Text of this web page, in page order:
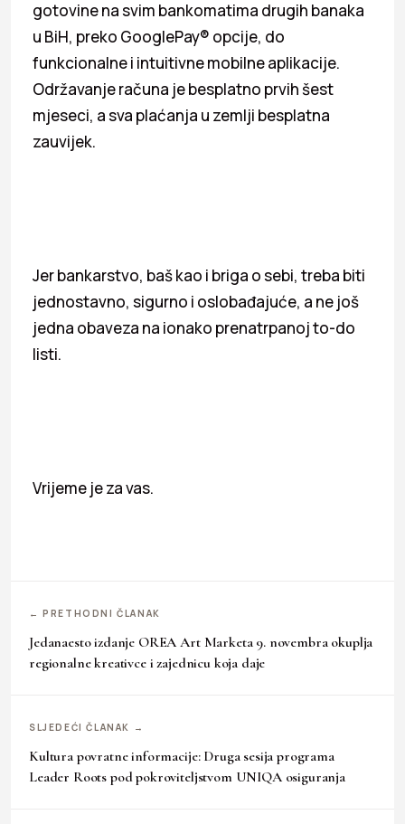
gotovine na svim bankomatima drugih banaka
u BiH, preko GooglePay® opcije, do
funkcionalne i intuitivne mobilne aplikacije.
Održavanje računa je besplatno prvih šest
mjeseci, a sva plaćanja u zemlji besplatna
zauvijek.
Jer bankarstvo, baš kao i briga o sebi, treba biti
jednostavno, sigurno i oslobađajuće, a ne još
jedna obaveza na ionako prenatrpanoj to-do
listi.
Vrijeme je za vas.
← PRETHODNI ČLANAK
Jedanaesto izdanje OREA Art Marketa 9. novembra okuplja
regionalne kreativce i zajednicu koja daje
SLJEDEĆI ČLANAK →
Kultura povratne informacije: Druga sesija programa
Leader Roots pod pokroviteljstvom UNIQA osiguranja